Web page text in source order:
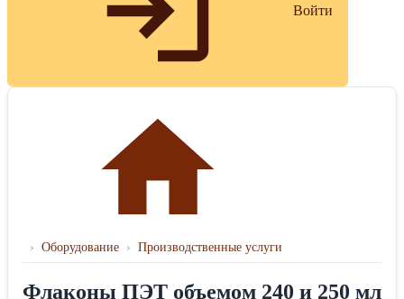
Войти
› Оборудование › Производственные услуги
Флаконы ПЭТ объемом 240 и 250 мл